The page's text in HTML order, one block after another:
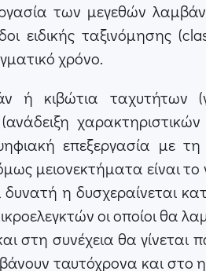
των μεγεθών
ειδικής ταξινόμησης
χρόνο.
ταχυτήτων
επεξεργασία με τη
μειονεκτήματα είναι
η δυσχεραίνεται
οι οποίοι
στη συνέχεια θα
ταυτόχρονα και στο